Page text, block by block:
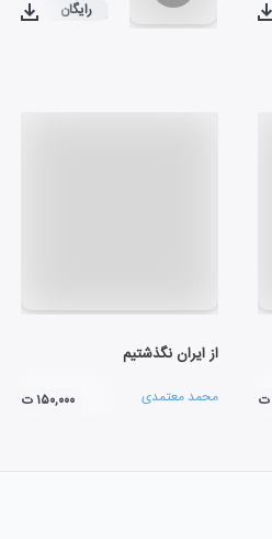
۰۳:۴۰رایگان
از ایران نگذشتیم
محمد معتمدی ۱۵۰,۰۰۰ ت